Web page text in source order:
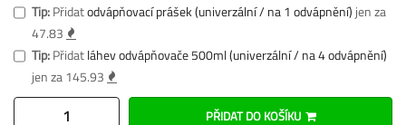
Tip:Přidatodvápňovací prášek (univerzální / na 1 odvápnění) jen za
47.83
Tip:Přidatláhev odvápňovače 500ml (univerzální / na 4 odvápnění)
jen za 145.93
PŘIDAT DO KOŠÍKU